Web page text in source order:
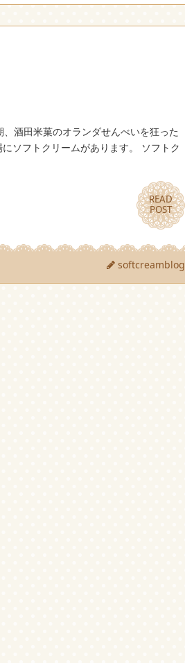
酒田米菓のオランダせんべいを狂った
ソフトクリームがあります。 ソフトク
READ
POST
READ
POST
softcreamblog